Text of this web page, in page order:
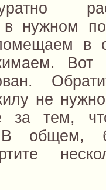
нужном
в
Вот
не
за тем,
общем,